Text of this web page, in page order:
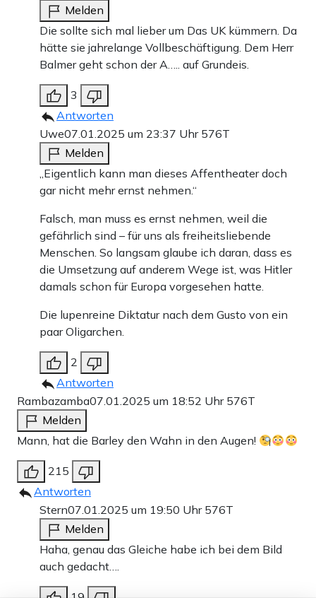
Melden
Die sollte sich mal lieber um Das UK kümmern. Da
hätte sie jahrelange Vollbeschäftigung. Dem Herr
Balmer geht schon der A….. auf Grundeis.
3
Antworten
Uwe07.01.2025 um 23:37 Uhr 576T
Melden
„Eigentlich kann man dieses Affentheater doch
gar nicht mehr ernst nehmen.“
Falsch, man muss es ernst nehmen, weil die
gefährlich sind – für uns als freiheitsliebende
Menschen. So langsam glaube ich daran, dass es
die Umsetzung auf anderem Wege ist, was Hitler
damals schon für Europa vorgesehen hatte.
Die lupenreine Diktatur nach dem Gusto von ein
paar Oligarchen.
2
Antworten
Rambazamba07.01.2025 um 18:52 Uhr 576T
Melden
Mann, hat die Barley den Wahn in den Augen!
215
Antworten
Stern07.01.2025 um 19:50 Uhr 576T
Melden
Haha, genau das Gleiche habe ich bei dem Bild
auch gedacht….